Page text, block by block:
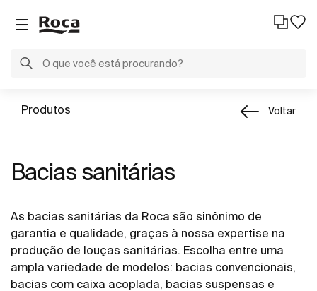
Produtos Voltar
Bacias sanitárias
As bacias sanitárias da Roca são sinônimo de
garantia e qualidade, graças à nossa expertise na
produção de louças sanitárias. Escolha entre uma
ampla variedade de modelos: bacias convencionais,
bacias com caixa acoplada, bacias suspensas e